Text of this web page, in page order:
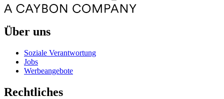
Über uns
Soziale Verantwortung
Jobs
Werbeangebote
Rechtliches